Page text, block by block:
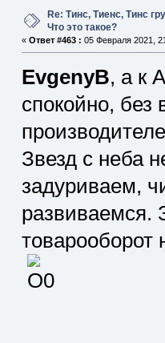
Re: Тинс, Тиенс, Тинс
Что это такое?
« Ответ #463 : 05 Февраля 2021,
EvgenyB, а к
спокойно,
Звезд с неба
задуриваем,
развиваемся.
товарооборот